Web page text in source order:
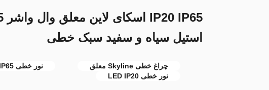
استیل سیاه و سفید سبک خطی
چراغ خطی Skyline معلق
نور خطی Skyline IP65
نور خطی LED IP20